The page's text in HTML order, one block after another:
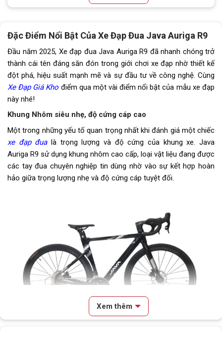
Tăng tốc trước (Gạt
đĩa)
L-TWOO R9
Tăng tốc sau (Gạt líp) L-TWOO R9
Đùi đĩa
Líp Líp thả SUNSHINE 11s
Sên (xích) SUMC
Trọng lượng thùng
Da thể thao
Cọc/cốt yên Trên 1m65
Thông số kỹ thuật có thể sẽ
Đặc Điểm Nổi Bật Của Xe Đạp Đua Java Auriga R9
Đầu năm 2025, Xe đạp đua Java Auriga R9 đã nhanh chóng trở
thành cái tên đáng săn đón trong giới chơi xe đạp nhờ thiết kế
đột phá, hiệu suất mạnh mẽ và sự đầu tư về công nghệ. Cùng
Xe Đạp Giá Kho điểm qua một vài điểm nổi bật của mẫu xe đạp
này nhé!
Khung Nhôm siêu nhẹ, độ cứng cáp cao
Một trong những yếu tố quan trọng nhất khi đánh giá một chiếc
xe đạp đualà trọng lượng và độ cứng của khung xe. Java
Auriga R9 sử dụng khung nhôm cao cấp, loại vật liệu đang được
các tay đua chuyên nghiệp tin dùng nhờ vào sự kết hợp hoàn
hảo giữa trọng lượng nhẹ và độ cứng cáp tuyệt đối.
Xem thêm